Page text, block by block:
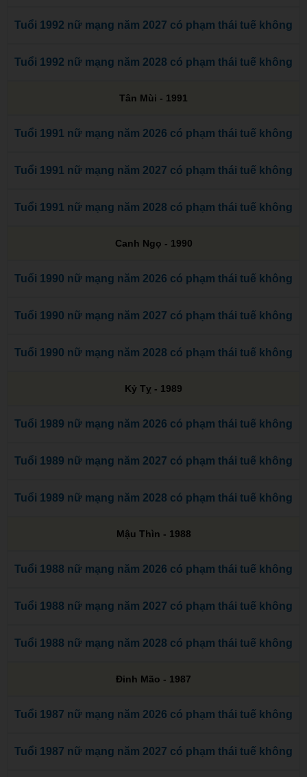
Tuổi 1992 nữ mạng năm 2027 có phạm thái tuế không
Tuổi 1992 nữ mạng năm 2028 có phạm thái tuế không
Tân Mùi - 1991
Tuổi 1991 nữ mạng năm 2026 có phạm thái tuế không
Tuổi 1991 nữ mạng năm 2027 có phạm thái tuế không
Tuổi 1991 nữ mạng năm 2028 có phạm thái tuế không
Canh Ngọ - 1990
Tuổi 1990 nữ mạng năm 2026 có phạm thái tuế không
Tuổi 1990 nữ mạng năm 2027 có phạm thái tuế không
Tuổi 1990 nữ mạng năm 2028 có phạm thái tuế không
Kỷ Tỵ - 1989
Tuổi 1989 nữ mạng năm 2026 có phạm thái tuế không
Tuổi 1989 nữ mạng năm 2027 có phạm thái tuế không
Tuổi 1989 nữ mạng năm 2028 có phạm thái tuế không
Mậu Thìn - 1988
Tuổi 1988 nữ mạng năm 2026 có phạm thái tuế không
Tuổi 1988 nữ mạng năm 2027 có phạm thái tuế không
Tuổi 1988 nữ mạng năm 2028 có phạm thái tuế không
Đinh Mão - 1987
Tuổi 1987 nữ mạng năm 2026 có phạm thái tuế không
Tuổi 1987 nữ mạng năm 2027 có phạm thái tuế không